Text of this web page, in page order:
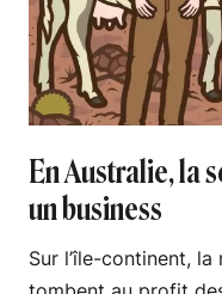
En Australie, la
un business
Sur l’île-continent,